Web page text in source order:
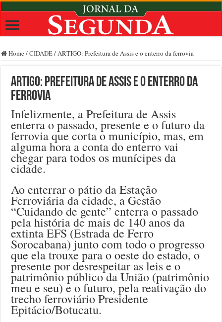
Home /CIDADE/ARTIGO: Prefeitura de Assis e o enterro da ferrovia
ARTIGO: Prefeitura de Assis e o enterro da
ferrovia
Infelizmente, a Prefeitura de Assis
enterra o passado, presente e o futuro da
ferrovia que corta o município, mas, em
alguma hora a conta do enterro vai
chegar para todos os munícipes da
cidade.
Ao enterrar o pátio da Estação
Ferroviária da cidade, a Gestão
“Cuidando de gente” enterra o passado
pela história de mais de 140 anos da
extinta EFS (Estrada de Ferro
Sorocabana) junto com todo o progresso
que ela trouxe para o oeste do estado, o
presente por desrespeitar as leis e o
patrimônio público da União (patrimônio
meu e seu) e o futuro, pela reativação do
trecho ferroviário Presidente
Epitácio/Botucatu.